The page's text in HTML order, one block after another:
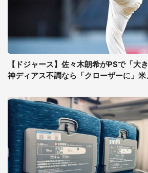
【ドジャース】佐々木朗希がPSで「大
神ディアス不調なら「クローザーに」